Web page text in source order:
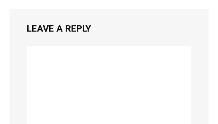
LEAVE A REPLY